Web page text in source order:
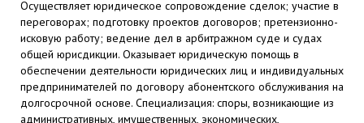
Осуществляет юридическое сопровождение сделок; участие в
переговорах; подготовку проектов договоров; претензионно-
исковую работу; ведение дел в арбитражном суде и судах
общей юрисдикции. Оказывает юридическую помощь в
обеспечении деятельности юридических лиц и индивидуальных
предпринимателей по договору абонентского обслуживания на
долгосрочной основе. Специализация: споры, возникающие из
административных, имущественных, экономических,